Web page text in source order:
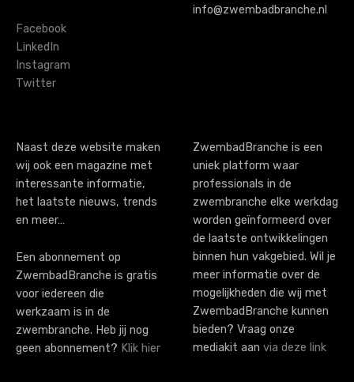
i
g
a
i
o
n
Facebook
LinkedIn
Instagram
Twitter
info@zwembadbranche.nl
Naast deze website maken
wij ook een magazine met
interessante informatie,
het laatste nieuws, trends
en meer…
Een abonnement op
ZwembadBranche is gratis
voor iedereen die
werkzaam is in de
zwembranche. Heb jij nog
geen abonnement? Klik hier
ZwembadBranche is een
uniek platform waar
professionals in de
zwembranche elke werkdag
worden geïnformeerd over
de laatste ontwikkelingen
binnen hun vakgebied. Wil je
meer informatie over de
mogelijkheden die wij met
ZwembadBranche kunnen
bieden? Vraag onze
mediakit aan via deze link